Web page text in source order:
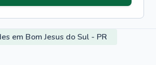
em Bom Jesus do Sul - PR